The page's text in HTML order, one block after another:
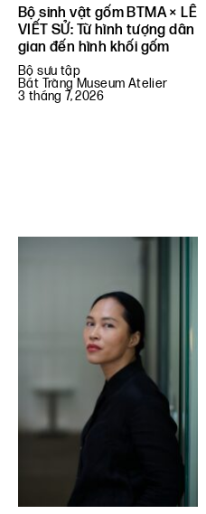
Bộ sinh vật gốm BTMA × LÊ
VIẾT SỬ: Từ hình tượng dân
gian đến hình khối gốm
Bộ sưu tập
Bát Tràng Museum Atelier
3 tháng 7, 2026